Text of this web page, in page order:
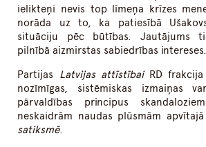
ielikteņi nevis top līmeņa krīzes
norāda uz to, ka patiesībā
situāciju pēc būtības. Jautājums
pilnībā aizmirstas sabiedrības
Partijas Latvijas attīstībaiRD frakcija
nozīmīgas, sistēmiskas izmaiņas
pārvaldības principus
neskaidrām naudas plūsmām
satiksmē.